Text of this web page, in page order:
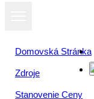
Domovská Stránka
Zdroje
Stanovenie Ceny
Zobraziť ako